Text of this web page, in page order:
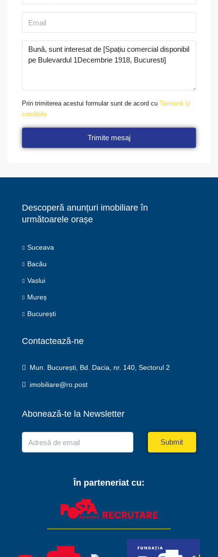
Prin trimiterea acestui formular sunt de acord cu Termenii și
condițiile
Trimite mesaj
Descoperă anunțuri imobiliare în
următoarele orașe
Suceava
Bacău
Vaslui
Mureș
București
Contactează-ne
Mun. București, Bd. Dacia, nr. 140, Sectorul 2
imobiliare@ro.post
Abonează-te la Newsletter
Submit
În parteneriat cu: